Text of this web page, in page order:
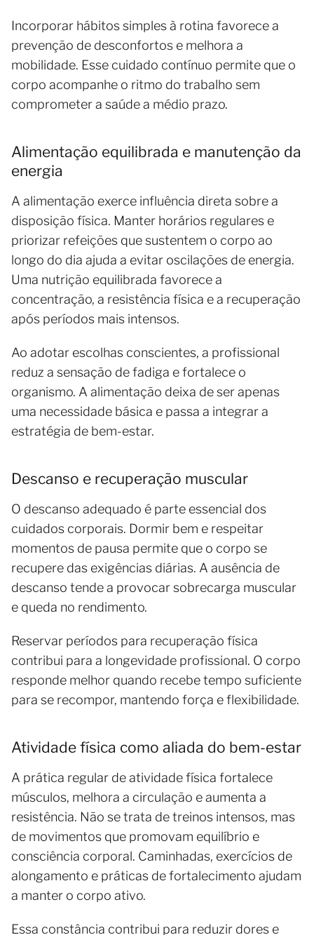
Incorporar hábitos simples à rotina favorece a
prevenção de desconfortos e melhora a
mobilidade. Esse cuidado contínuo permite que o
corpo acompanhe o ritmo do trabalho sem
comprometer a saúde a médio prazo.
Alimentação equilibrada e manutenção da
energia
A alimentação exerce influência direta sobre a
disposição física. Manter horários regulares e
priorizar refeições que sustentem o corpo ao
longo do dia ajuda a evitar oscilações de energia.
Uma nutrição equilibrada favorece a
concentração, a resistência física e a recuperação
após períodos mais intensos.
Ao adotar escolhas conscientes, a profissional
reduz a sensação de fadiga e fortalece o
organismo. A alimentação deixa de ser apenas
uma necessidade básica e passa a integrar a
estratégia de bem-estar.
Descanso e recuperação muscular
O descanso adequado é parte essencial dos
cuidados corporais. Dormir bem e respeitar
momentos de pausa permite que o corpo se
recupere das exigências diárias. A ausência de
descanso tende a provocar sobrecarga muscular
e queda no rendimento.
Reservar períodos para recuperação física
contribui para a longevidade profissional. O corpo
responde melhor quando recebe tempo suficiente
para se recompor, mantendo força e flexibilidade.
Atividade física como aliada do bem-estar
A prática regular de atividade física fortalece
músculos, melhora a circulação e aumenta a
resistência. Não se trata de treinos intensos, mas
de movimentos que promovam equilíbrio e
consciência corporal. Caminhadas, exercícios de
alongamento e práticas de fortalecimento ajudam
a manter o corpo ativo.
Essa constância contribui para reduzir dores e